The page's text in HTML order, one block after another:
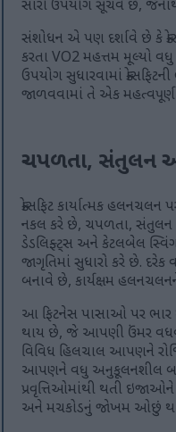
સારો ઉપયોગ સૂચવે છે,
સંશોધન એ પણ દર્શાવે છે કે
કરતા VO2 મહત્તમ
ઉપયોગ સુધારવામાં
જાળવવામાં તે એક
ચપળતા, સંતુલન
ક્રોસફિટ કાર્યાત્મક હલનચલન
નકલ કરે છે, ચપળતા, સંતુલન
ડેડલિફ્ટ્સ અને કેટલબેલ
જાગૃતિમાં સુધારો કરે છે.
બનાવે છે, કાર્યક્ષમ
આ ફિટનેસ પાસાઓ પર ભાર
થાય છે, જે આપણી ઉંમર
વિવિધ હિલચાલ આપણને
આપણને વધુ અનુકૂલનશીલ
પ્રવૃત્તિઓમાંથી થતી
અને મચકોડનું જોખમ ઓછું